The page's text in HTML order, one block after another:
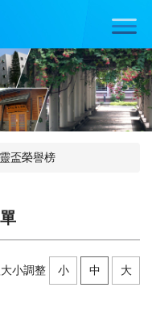
盃榮譽榜
小調整 小 中
大